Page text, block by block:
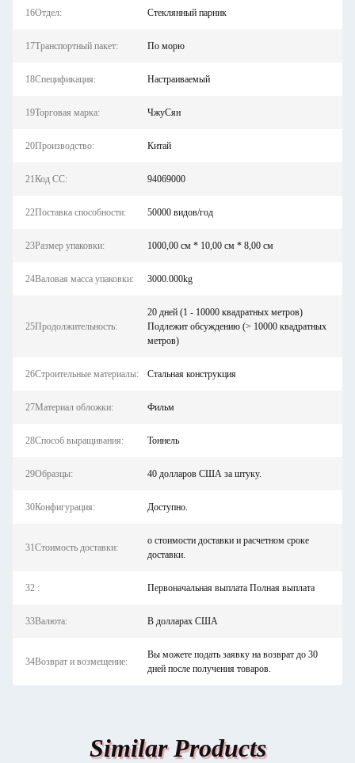
16Отдел: Стеклянный парник
17Транспортный пакет: По морю
18Спецификация: Настраиваемый
19Торговая марка: ЧжуСян
20Производство: Китай
21Код СС: 94069000
22Поставка способности: 50000 видов/год
23Размер упаковки: 1000,00 см * 10,00 см * 8,00 см
24Валовая масса упаковки: 3000.000kg
25Продолжительность:
20 дней (1 - 10000 квадратных метров)
Подлежит обсуждению (> 10000 квадратных
метров)
26Строительные материалы: Стальная конструкция
27Материал обложки: Фильм
28Способ выращивания: Тоннель
29Образцы: 40 долларов США за штуку.
30Конфигурация: Доступно.
31Стоимость доставки:
о стоимости доставки и расчетном сроке
доставки.
32 : Первоначальная выплата Полная выплата
33Валюта: В долларах США
34Возврат и возмещение:
Вы можете подать заявку на возврат до 30
дней после получения товаров.
Similar Products